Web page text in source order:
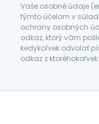
Vaše osobné údaje
týmto účelom v
ochrany osobných
odkaz, ktorý vám
kedykoľvek odvolať
odkaz z